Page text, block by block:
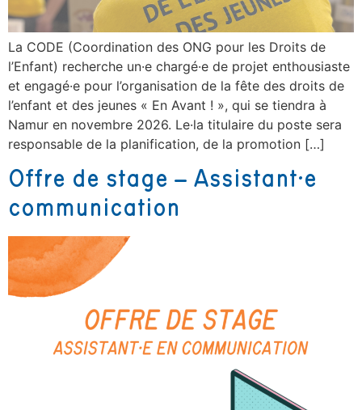
La CODE (Coordination des ONG pour les Droits de
l’Enfant) recherche un·e chargé·e de projet enthousiaste
et engagé·e pour l’organisation de la fête des droits de
l’enfant et des jeunes « En Avant ! », qui se tiendra à
Namur en novembre 2026. Le·la titulaire du poste sera
responsable de la planification, de la promotion […]
Offre de stage – Assistant·e
communication